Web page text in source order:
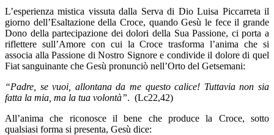
L’esperienza mistica vissuta dalla Serva di Dio Luisa Piccarreta il
giorno dell’Esaltazione della Croce, quando Gesù le fece il grande
Dono della partecipazione dei dolori della Sua Passione, ci porta a
riflettere sull’Amore con cui la Croce trasforma l’anima che si
associa alla Passione di Nostro Signore e condivide il dolore di quel
Fiat sanguinante che Gesù pronunciò nell’Orto del Getsemani:
“Padre, se vuoi, allontana da me questo calice! Tuttavia non sia
fatta la mia, ma la tua volontà”. (Lc22,42)
All’anima che riconosce il bene che produce la Croce, sotto
qualsiasi forma si presenta, Gesù dice: